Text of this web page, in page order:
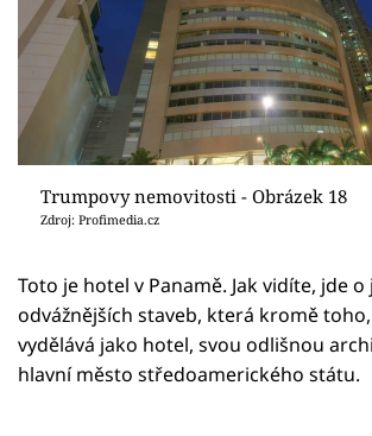
Trumpovy nemovitosti - Obrázek 18
Zdroj: Profimedia.cz
Toto je hotel v Panamě. Jak vidíte, jde o
odvážnějších staveb, která kromě
vydělává jako hotel, svou odlišnou
hlavní město středoamerického státu.